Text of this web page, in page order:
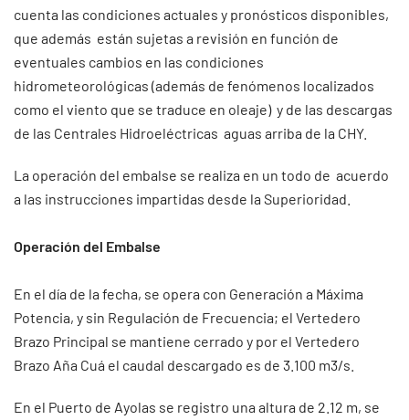
cuenta las condiciones actuales y pronósticos disponibles,
que además están sujetas a revisión en función de
eventuales cambios en las condiciones
hidrometeorológicas (además de fenómenos localizados
como el viento que se traduce en oleaje) y de las descargas
de las Centrales Hidroeléctricas aguas arriba de la CHY.
La operación del embalse se realiza en un todo de acuerdo
a las instrucciones impartidas desde la Superioridad.
Operación del Embalse
En el día de la fecha, se opera con Generación a Máxima
Potencia, y sin Regulación de Frecuencia; el Vertedero
Brazo Principal se mantiene cerrado y por el Vertedero
Brazo Aña Cuá el caudal descargado es de 3.100 m3/s.
En el Puerto de Ayolas se registro una altura de 2.12 m, se